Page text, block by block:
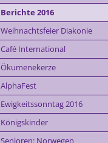
Berichte 2016
Weihnachtsfeier Diakonie
Café International
Ökumenekerze
AlphaFest
Ewigkeitssonntag 2016
Königskinder
Senioren: Norwegen